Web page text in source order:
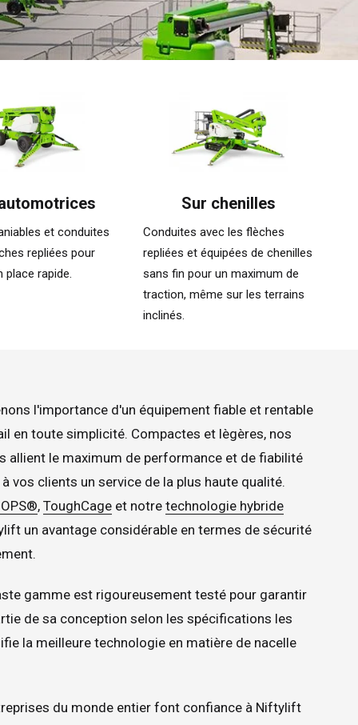
et conduites
repliées pour
place rapide.
Sur chenilles
Conduites avec les flèches
repliées et équipées de chenilles
sans fin pour un maximum de
traction, même sur les terrains
inclinés.
l'importance d'un équipement fiable et rentable
en toute simplicité. Compactes et lègères, nos
allient le maximum de performance et de fiabilité
vos clients un service de la plus haute qualité.
, ToughCage et notre technologie hybride
un avantage considérable en termes de sécurité
gamme est rigoureusement testé pour garantir
de sa conception selon les spécifications les
la meilleure technologie en matière de nacelle
du monde entier font confiance à Niftylift